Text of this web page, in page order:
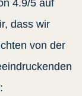
4.9/5 auf
dass wir
von der